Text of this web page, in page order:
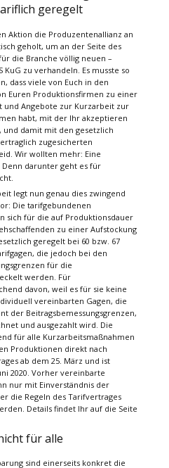
geregelt
Aktion die Produzentenallianz an
geholt, um an der Seite des
die Branche völlig neuen –
zu verhandeln. Es musste so
dass viele von Euch in den
Euren Produktionsfirmen zu einer
Angebote zur Kurzarbeit zur
habt, mit der Ihr akzeptieren
und damit mit den gesetzlich
zugesicherten
Wir wollten mehr: Eine
Denn darunter geht es für
legt nun genau dies zwingend
Die tarifgebundenen
sich für die auf Produktionsdauer
zu einer Aufstockung
geregelt bei 60 bzw. 67
die jedoch bei den
für die
werden. Für
davon, weil es für sie keine
vereinbarten Gagen, die
der Beitragsbemessungsgrenzen,
und ausgezahlt wird. Die
für alle Kurzarbeitsmaßnahmen
Produktionen direkt nach
ab dem 25. März und ist
2020. Vorher vereinbarte
nur mit Einverständnis der
die Regeln des Tarifvertrages
Details findet Ihr auf die Seite
für alle
sind einerseits konkret die